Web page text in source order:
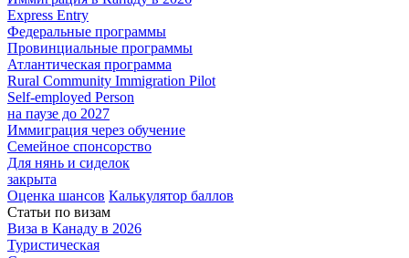
Express Entry
Федеральные программы
Провинциальные программы
Атлантическая программа
Rural Community Immigration Pilot
Self-employed Person
на паузе до 2027
Иммиграция через обучение
Семейное спонсорство
Для нянь и сиделок
закрыта
Оценка шансов Калькулятор баллов
Статьи по визам
Виза в Канаду в 2026
Туристическая